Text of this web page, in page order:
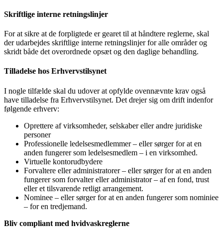
Skriftlige interne retningslinjer
For at sikre at de forpligtede er gearet til at håndtere reglerne, skal
der udarbejdes skriftlige interne retningslinjer for alle områder og
skridt både det overordnede opsæt og den daglige behandling.
Tilladelse hos Erhvervstilsynet
I nogle tilfælde skal du udover at opfylde ovennævnte krav også
have tilladelse fra Erhvervstilsynet. Det drejer sig om drift indenfor
følgende erhverv:
Oprettere af virksomheder, selskaber eller andre juridiske
personer
Professionelle ledelsesmedlemmer – eller sørger for at en
anden fungerer som ledelsesmedlem – i en virksomhed.
Virtuelle kontorudbydere
Forvaltere eller administratorer – eller sørger for at en anden
fungerer som forvalter eller administrator – af en fond, trust
eller et tilsvarende retligt arrangement.
Nominee – eller sørger for at en anden fungerer som nominiee
– for en tredjemand.
Bliv compliant med hvidvaskreglerne